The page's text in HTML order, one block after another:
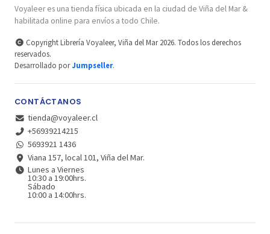
Voyaleer es una tienda física ubicada en la ciudad de Viña del Mar &
habilitada online para envíos a todo Chile.
Copyright Librería Voyaleer, Viña del Mar 2026. Todos los derechos
reservados.
Desarrollado porJumpseller.
CONTÁCTANOS
tienda@voyaleer.cl
+56939214215
5693921 1436
Viana 157, local 101, Viña del Mar.
Lunes a Viernes
10:30 a 19:00hrs.
Sábado
10:00 a 14:00hrs.